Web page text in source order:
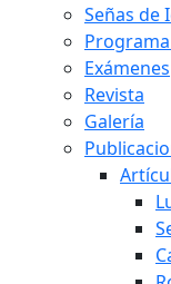
Señas de
Programa
Exámenes
Revista
Galería